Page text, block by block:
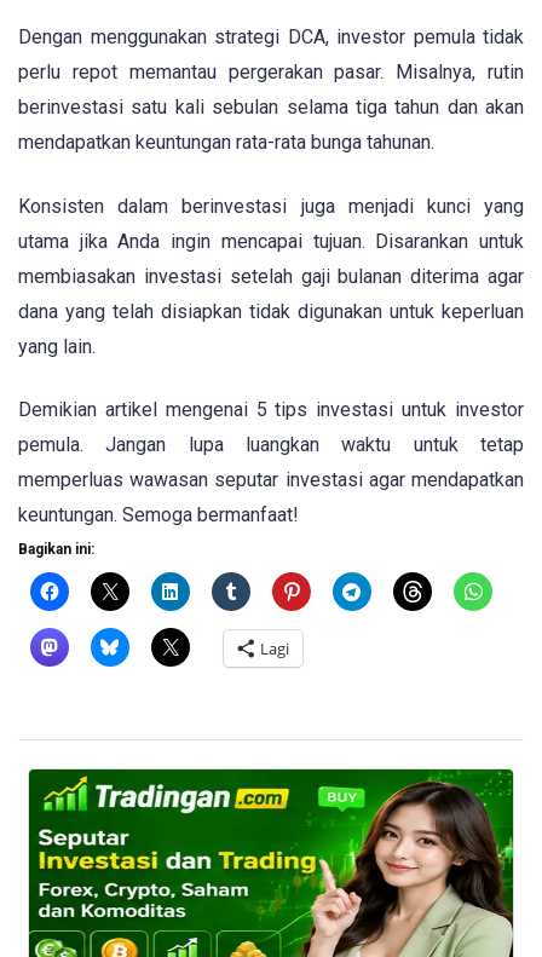
Dengan menggunakan strategi DCA, investor pemula tidak
perlu repot memantau pergerakan pasar. Misalnya, rutin
berinvestasi satu kali sebulan selama tiga tahun dan akan
mendapatkan keuntungan rata-rata bunga tahunan.
Konsisten dalam berinvestasi juga menjadi kunci yang
utama jika Anda ingin mencapai tujuan. Disarankan untuk
membiasakan investasi setelah gaji bulanan diterima agar
dana yang telah disiapkan tidak digunakan untuk keperluan
yang lain.
Demikian artikel mengenai 5 tips investasi untuk investor
pemula. Jangan lupa luangkan waktu untuk tetap
memperluas wawasan seputar investasi agar mendapatkan
keuntungan. Semoga bermanfaat!
Bagikan ini:
Lagi